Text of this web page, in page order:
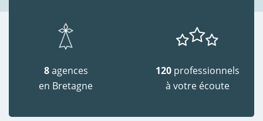
8agences
en Bretagne
120 professionnels
à votre écoute